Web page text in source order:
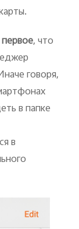
первое, что
говоря,
в папке
в